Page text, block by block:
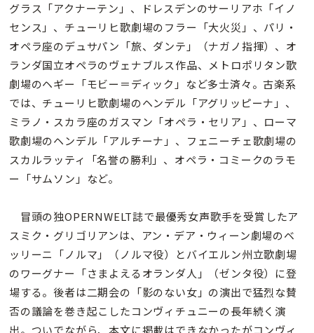
グラス「アクナーテン」、ドレスデンのサーリアホ「イノ
センス」、チューリヒ歌劇場のフラー「大火災」、パリ・
オペラ座のデュサパン「旅、ダンテ」（ナガノ指揮）、オ
ランダ国立オペラのヴェナブルス作品、メトロポリタン歌
劇場のヘギー「モビー＝ディック」など多士済々。古楽系
では、チューリヒ歌劇場のヘンデル「アグリッピーナ」、
ミラノ・スカラ座のガスマン「オペラ・セリア」、ローマ
歌劇場のヘンデル「アルチーナ」、フェニーチェ歌劇場の
スカルラッティ「名誉の勝利」、オペラ・コミークのラモ
ー「サムソン」など。
冒頭の独OPERNWELT誌で最優秀女声歌手を受賞したア
スミク・グリゴリアンは、アン・デア・ウィーン劇場のベ
ッリーニ「ノルマ」（ノルマ役）とバイエルン州立歌劇場
のワーグナー「さまよえるオランダ人」（ゼンタ役）に登
場する。後者は二期会の「影のない女」の演出で猛烈な賛
否の議論を巻き起こしたコンヴィチュニーの長年続く演
出。ついでながら、本文に掲載はできなかったがコンヴィ